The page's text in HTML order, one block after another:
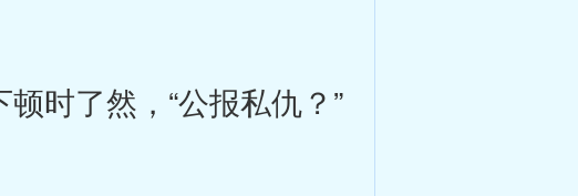
时了然，“公报私仇？”